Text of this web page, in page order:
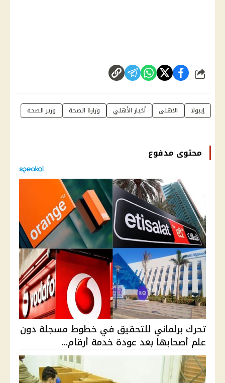
شارك
إيبولا الاهلى أخبار الأهلي وزارة الصحة وزير الصحة
محتوى مدفوع
تحرك برلماني للتحقيق في خطوط مسجلة دون
علم أصحابها بعد عودة خدمة أرقام...